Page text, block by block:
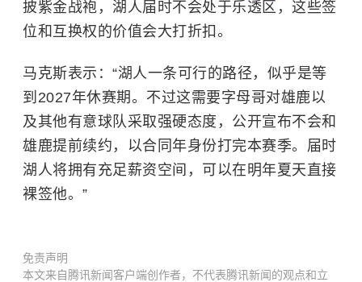
披紫金战袍，湖人届时不会处于乐透区，这些签
位和互换权的价值会大打折扣。
马克斯表示：“湖人一条可行的路径，似乎是等
到2027年休赛期。不过这需要字母哥对雄鹿以
及其他有意球队采取强硬态度，公开宣布不会和
雄鹿提前续约，以合同年身份打完本赛季。届时
湖人将拥有充足薪资空间，可以在明年夏天直接
裸签他。”
免责声明
本文来自腾讯新闻客户端创作者，不代表腾讯新闻的观点和立